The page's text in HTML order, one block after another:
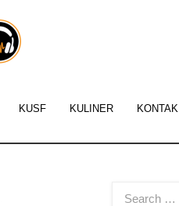
-
Informasi
KUSF KULINER KONTAK